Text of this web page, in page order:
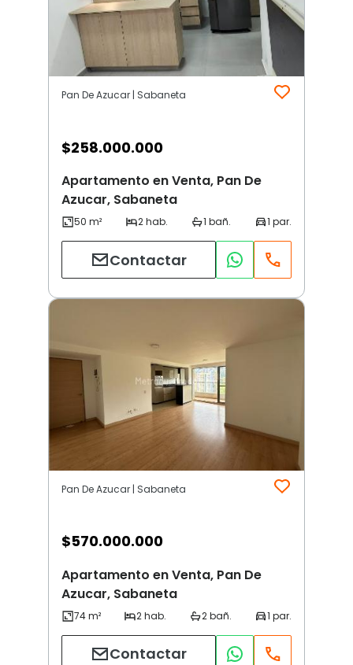
Pan De Azucar | Sabaneta
$258.000.000
Apartamento en Venta, Pan De
Azucar, Sabaneta
Contactar
Pan De Azucar | Sabaneta
$570.000.000
Apartamento en Venta, Pan De
Azucar, Sabaneta
Contactar